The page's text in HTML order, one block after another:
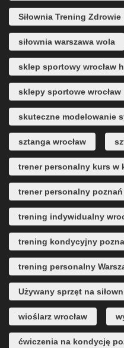
Siłownia Trening Zdrowie
siłownia warszawa wola
sklep sportowy wrocław
sklepy sportowe wrocław
skuteczne modelowanie
sztanga wrocław
trener personalny kurs w
trener personalny
trening indywidualny
trening kondycyjny
trening personalny
Używany sprzęt na
wioślarz wrocław
ćwiczenia na kondycję